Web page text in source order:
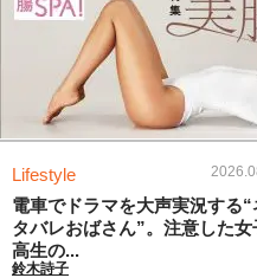
Lifestyle
電車でドラマを大声実況する“
タバレおばさん”。注意した女
高生の...
鈴木詩子